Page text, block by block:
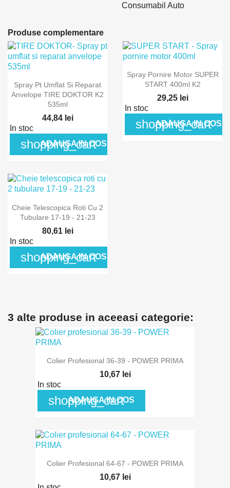
Consumabil Auto
Produse complementare
Spray Pt Umflat Si Reparat
Anvelope TIRE DOKTOR K2
535ml
44,84 lei
In stoc
shopping_cart
ADAUGA IN COS
Spray Pornire Motor SUPER
START 400ml K2
29,25 lei
In stoc
shopping_cart
ADAUGA IN COS
Cheie Telescopica Roti Cu 2
Tubulare 17-19 - 21-23
80,61 lei
In stoc
shopping_cart
ADAUGA IN COS
3 alte produse in aceeasi categorie:
Colier Profesional 36-39 - POWER PRIMA
10,67 lei
In stoc
shopping_cart
ADAUGA IN COS
Colier Profesional 64-67 - POWER PRIMA
10,67 lei